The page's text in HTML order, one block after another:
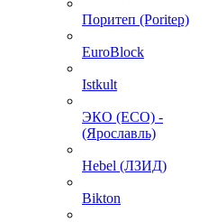
Поритеп (Poritep)
EuroBlock
Istkult
ЭКО (ECO) -
(Ярославль)
Hebel (ЛЗИД)
Bikton